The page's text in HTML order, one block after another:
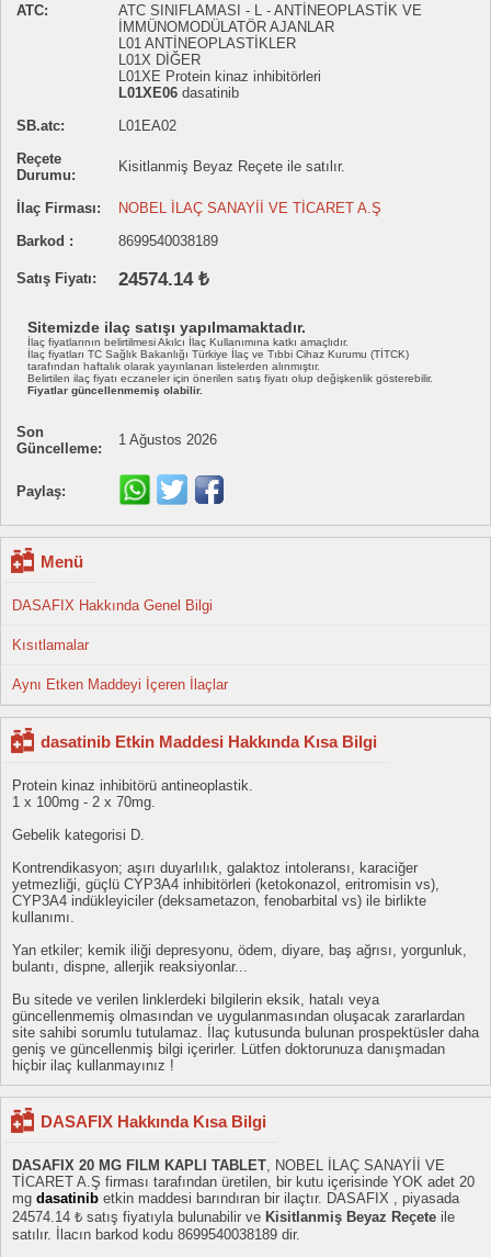
ATC:
ATC SINIFLAMASI - L - ANTİNEOPLASTİK VE
İMMÜNOMODÜLATÖR AJANLAR
L01 ANTİNEOPLASTİKLER
L01X DİĞER
L01XE Protein kinaz inhibitörleri
L01XE06 dasatinib
SB.atc:
L01EA02
Reçete
Durumu:
Kisitlanmiş Beyaz Reçete ile satılır.
İlaç Firması:
NOBEL İLAÇ SANAYİİ VE TİCARET A.Ş
Barkod :
8699540038189
Satış Fiyatı: 24574.14 ₺
Sitemizde ilaç satışı yapılmamaktadır.
İlaç fiyatlarının belirtilmesi Akılcı İlaç Kullanımına katkı amaçlıdır.
İlaç fiyatları TC Sağlık Bakanlığı Türkiye İlaç ve Tıbbi Cihaz Kurumu (TİTCK)
tarafından haftalık olarak yayınlanan listelerden alınmıştır.
Belirtilen ilaç fiyatı eczaneler için önerilen satış fiyatı olup değişkenlik gösterebilir.
Fiyatlar güncellenmemiş olabilir.
Son
Güncelleme:
1 Ağustos 2026
Paylaş:
Menü
DASAFIX Hakkında Genel Bilgi
Kısıtlamalar
Aynı Etken Maddeyi İçeren İlaçlar
dasatinib Etkin Maddesi Hakkında Kısa Bilgi
Protein kinaz inhibitörü antineoplastik.
1 x 100mg - 2 x 70mg.
Gebelik kategorisi D.
Kontrendikasyon; aşırı duyarlılık, galaktoz intoleransı, karaciğer
yetmezliği, güçlü CYP3A4 inhibitörleri (ketokonazol, eritromisin vs),
CYP3A4 indükleyiciler (deksametazon, fenobarbital vs) ile birlikte
kullanımı.
Yan etkiler; kemik iliği depresyonu, ödem, diyare, baş ağrısı, yorgunluk,
bulantı, dispne, allerjik reaksiyonlar...
Bu sitede ve verilen linklerdeki bilgilerin eksik, hatalı veya
güncellenmemiş olmasından ve uygulanmasından oluşacak zararlardan
site sahibi sorumlu tutulamaz. İlaç kutusunda bulunan prospektüsler daha
geniş ve güncellenmiş bilgi içerirler. Lütfen doktorunuza danışmadan
hiçbir ilaç kullanmayınız !
DASAFIX Hakkında Kısa Bilgi
DASAFIX 20 MG FILM KAPLI TABLET , NOBEL İLAÇ SANAYİİ VE
TİCARET A.Ş firması tarafından üretilen, bir kutu içerisinde YOK adet 20
mg dasatinib etkin maddesi barındıran bir ilaçtır. DASAFIX , piyasada
24574.14 ₺ satış fiyatıyla bulunabilir ve Kisitlanmiş Beyaz Reçete ile
satılır. İlacın barkod kodu 8699540038189 dir.